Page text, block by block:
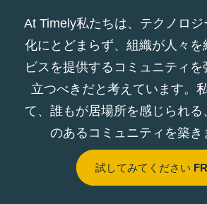
At Timely私たちは、テクノロ
化にとどまらず、組織が人々を
ビスを提供するコミュニティ
立つべきだと考えています。
て、誰もが居場所を感じられ
のあるコミュニティを築き
試してみてください